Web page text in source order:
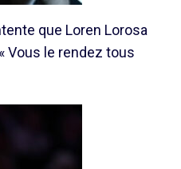
que Loren Lorosa
Vous le rendez tous